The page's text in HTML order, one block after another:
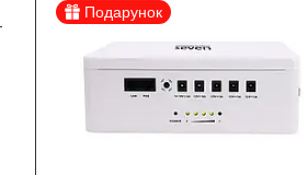
Подарунок